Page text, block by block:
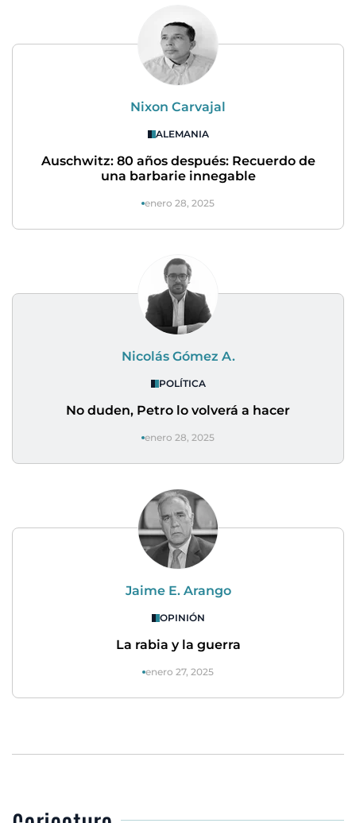
Nixon Carvajal
ALEMANIA
Auschwitz: 80 años después: Recuerdo de
una barbarie innegable
enero 28, 2025
Nicolás Gómez A.
POLÍTICA
No duden, Petro lo volverá a hacer
enero 28, 2025
Jaime E. Arango
OPINIÓN
La rabia y la guerra
enero 27, 2025